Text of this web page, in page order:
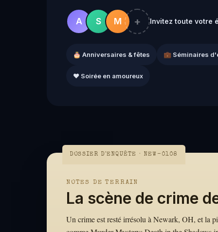
A S M + Invitez toute votre
🎂 Anniversaires & fêtes 💼 Séminaires
❤️ Soirée en amoureux
DOSSIER D'ENQUÊTE · NEW-0108
NOTES DE TERRAIN
La scène de crime
Un crime est resté irrésolu à Newark, OH, et la